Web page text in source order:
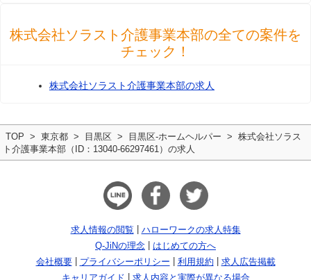
株式会社ソラスト介護事業本部の全ての案件を
チェック！
株式会社ソラスト介護事業本部の求人
TOP 東京都 目黒区 目黒区-ホームヘルパー
株式会社ソラス
ト介護事業本部（ID：13040-66297461）の求人
求人情報の閲覧
ハローワークの求人特集
Q-JiNの理念
はじめての方へ
会社概要
プライバシーポリシー 利用規約
求人広告掲載
キャリアガイド
求人内容と実際が異なる場合